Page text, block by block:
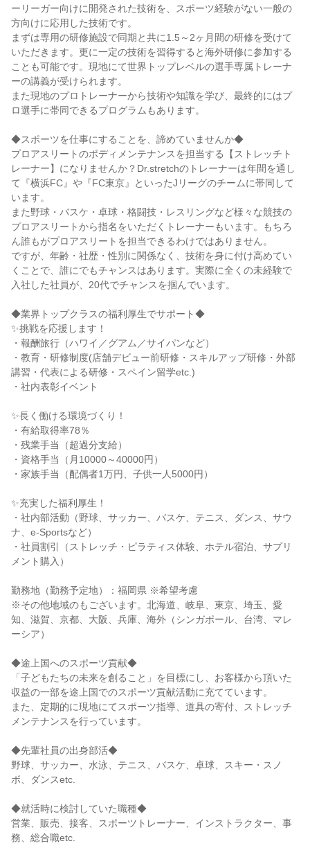
ーリーガー向けに開発された技術を、スポーツ経験がない一般の
方向けに応用した技術です。
まずは専用の研修施設で同期と共に1.5～2ヶ月間の研修を受けて
いただきます。更に一定の技術を習得すると海外研修に参加する
ことも可能です。現地にて世界トップレベルの選手専属トレーナ
ーの講義が受けられます。
また現地のプロトレーナーから技術や知識を学び、最終的にはプ
ロ選手に帯同できるプログラムもあります。
◆スポーツを仕事にすることを、諦めていませんか◆
プロアスリートのボディメンテナンスを担当する【ストレッチト
レーナー】になりませんか？Dr.stretchのトレーナーは年間を通し
て『横浜FC』や『FC東京』といったJリーグのチームに帯同して
います。
また野球・バスケ・卓球・格闘技・レスリングなど様々な競技の
プロアスリートから指名をいただくトレーナーもいます。もちろ
ん誰もがプロアスリートを担当できるわけではありません。
ですが、年齢・社歴・性別に関係なく、技術を身に付け高めてい
くことで、誰にでもチャンスはあります。実際に全くの未経験で
入社した社員が、20代でチャンスを掴んでいます。
◆業界トップクラスの福利厚生でサポート◆
✨挑戦を応援します！
・報酬旅行（ハワイ／グアム／サイパンなど）
・教育・研修制度(店舗デビュー前研修・スキルアップ研修・外部
講習・代表による研修・スペイン留学etc.)
・社内表彰イベント
✨長く働ける環境づくり！
・有給取得率78％
・残業手当（超過分支給）
・資格手当（月10000～40000円）
・家族手当（配偶者1万円、子供一人5000円）
✨充実した福利厚生！
・社内部活動（野球、サッカー、バスケ、テニス、ダンス、サウ
ナ、e-Sportsなど）
・社員割引（ストレッチ・ピラティス体験、ホテル宿泊、サプリ
メント購入）
勤務地（勤務予定地）：福岡県 ※希望考慮
※その他地域のもございます。北海道、岐阜、東京、埼玉、愛
知、滋賀、京都、大阪、兵庫、海外（シンガポール、台湾、マレ
ーシア）
◆途上国へのスポーツ貢献◆
「子どもたちの未来を創ること」を目標にし、お客様から頂いた
収益の一部を途上国でのスポーツ貢献活動に充てています。
また、定期的に現地にてスポーツ指導、道具の寄付、ストレッチ
メンテナンスを行っています。
◆先輩社員の出身部活◆
野球、サッカー、水泳、テニス、バスケ、卓球、スキー・スノ
ボ、ダンスetc.
◆就活時に検討していた職種◆
営業、販売、接客、スポーツトレーナー、インストラクター、事
務、総合職etc.